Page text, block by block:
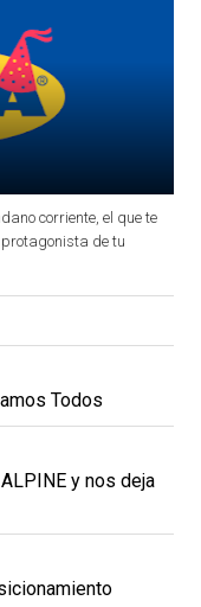
corriente, el que te
de tu
Todos
y nos deja